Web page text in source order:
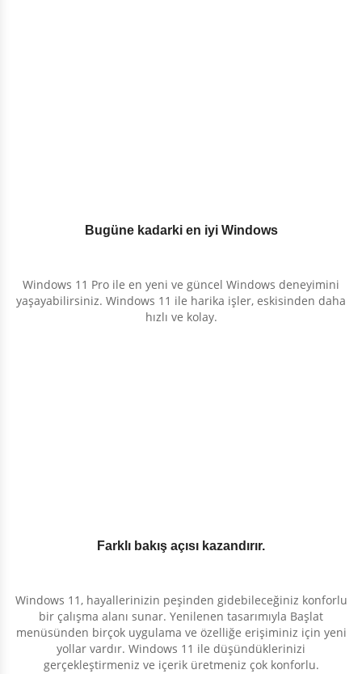
Bugüne kadarki en iyi Windows
Windows 11 Pro ile en yeni ve güncel Windows deneyimini
yaşayabilirsiniz. Windows 11 ile harika işler, eskisinden daha
hızlı ve kolay.
Farklı bakış açısı kazandırır.
Windows 11, hayallerinizin peşinden gidebileceğiniz konforlu
bir çalışma alanı sunar. Yenilenen tasarımıyla Başlat
menüsünden birçok uygulama ve özelliğe erişiminiz için yeni
yollar vardır. Windows 11 ile düşündüklerinizi
gerçekleştirmeniz ve içerik üretmeniz çok konforlu.